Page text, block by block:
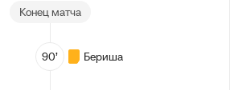
Конец матча
90’ Бериша